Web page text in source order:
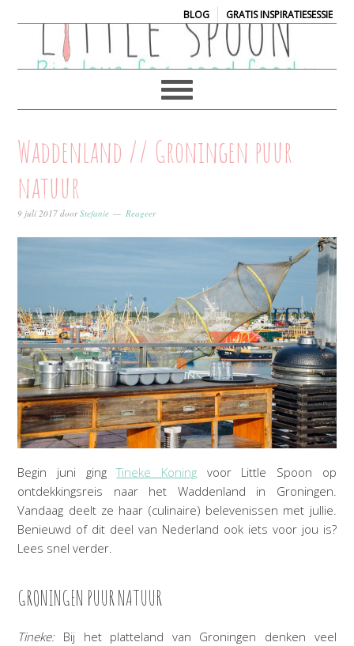
BLOG| GRATIS INSPIRATIESESSIE
Waddenland // Groningen puur
natuur
9 juli 2017 doorStefanie Reageer
Begin juni gingTineke Koning voor Little Spoon op
ontdekkingsreis naar het Waddenland in Groningen.
Vandaag deelt ze haar (culinaire) belevenissen met jullie.
Benieuwd of dit deel van Nederland ook iets voor jou is?
Lees snel verder.
GRONINGEN PUUR NATUUR
Tineke:Bij het platteland van Groningen denken veel